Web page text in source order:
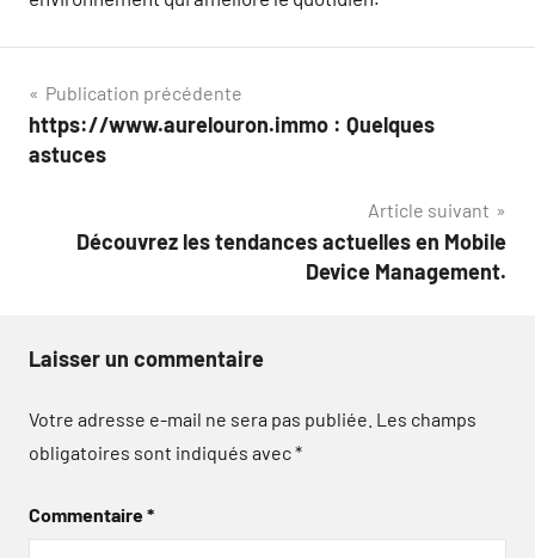
Navigation
de
Publication précédente
https://www.aurelouron.immo : Quelques
astuces
Article suivant
Découvrez les tendances actuelles en Mobile
Device Management.
Laisser un commentaire
Votre adresse e-mail ne sera pas publiée. Les champs
obligatoires sont indiqués avec*
Commentaire*